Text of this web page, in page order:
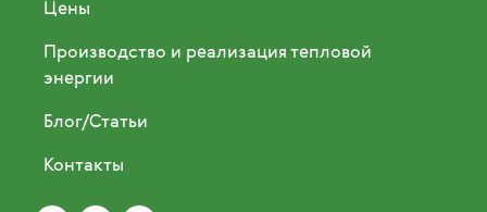
Цены
Производство и реализация тепловой
энергии
Блог/Статьи
Контакты